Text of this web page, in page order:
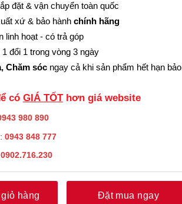
đặt & vận chuyển toàn quốc
xứ & bảo hành chính hãng
linh hoạt - có trả góp
1 đổi 1 trong vòng 3 ngày
Chăm sóc ngay cả khi sản phẩm hết hạn bảo
có GIÁ TỐThơn giá website
980 890
0943 848 777
0902.716.230
hàng Đặt mua ngay